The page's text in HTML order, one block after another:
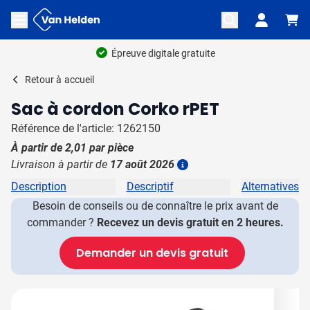
Aller au contenu
Ouvrir le menu
Épreuve digitale gratuite
Retour à accueil
Sac à cordon Corko rPET
Référence de l'article: 1262150
À partir de 2,01 par pièce
Livraison à partir de 17 août 2026
Description Descriptif
Alternatives
Besoin de conseils ou de connaître le prix avant de
commander ? Recevez un devis gratuit en 2 heures.
Demander un devis gratuit